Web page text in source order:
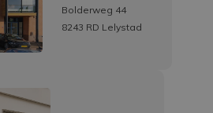
Bolderweg 44
8243 RD Lelystad